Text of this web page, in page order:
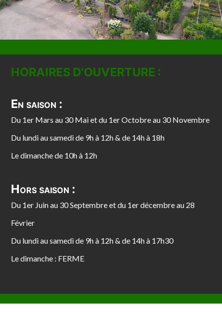
HORAIRES D'OUVERTURE :
En saison :
Du 1er Mars au 30 Mai et du 1er Octobre au 30 Novembre
Du lundi au samedi de 9h à 12h & de 14h à 18h
Le dimanche de 10h à 12h
Hors saison :
Du 1er Juin au 30 Septembre et du 1er décembre au 28
Février
Du lundi au samedi de 9h à 12h & de 14h à 17h30
Le dimanche : FERME